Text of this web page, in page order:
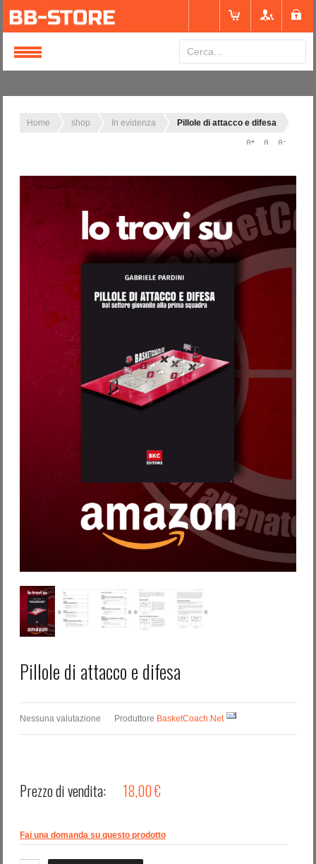
Home shop In evidenza Pillole di attacco e difesa
Pillole di attacco e difesa
Nessuna valutazione Produttore BasketCoach.Net
Prezzo di vendita: 18,00 €
Fai una domanda su questo prodotto
Login
Password
Ricordami
Nome utente dimenticato?